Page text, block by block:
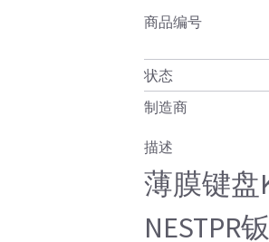
商品编号
状态
制造商
描述
薄膜键盘
NESTPR